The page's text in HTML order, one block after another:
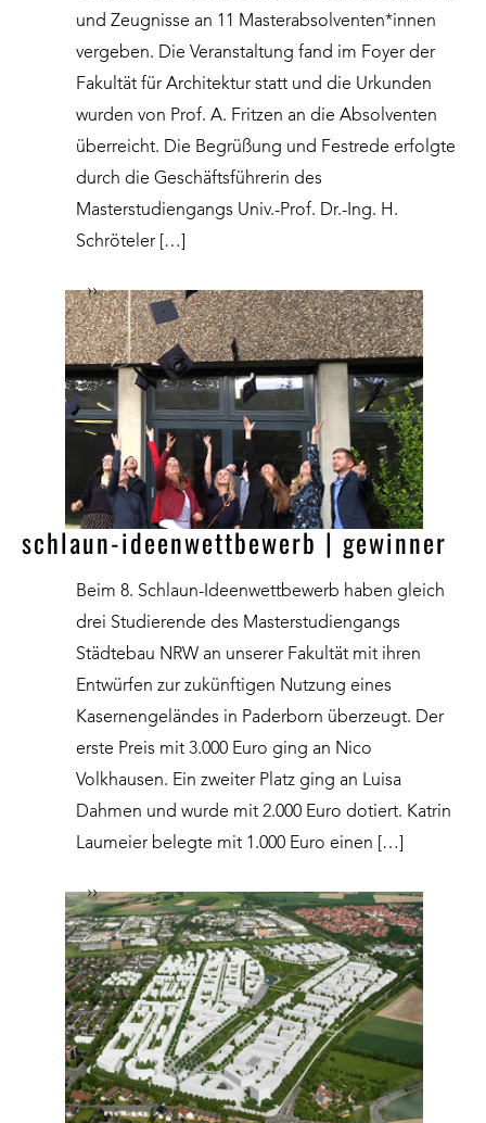
und Zeugnisse an 11 Masterabsolventen*innen
vergeben. Die Veranstaltung fand im Foyer der
Fakultät für Architektur statt und die Urkunden
wurden von Prof. A. Fritzen an die Absolventen
überreicht. Die Begrüßung und Festrede erfolgte
durch die Geschäftsführerin des
Masterstudiengangs Univ.-Prof. Dr.-Ing. H.
Schröteler […]
››
schlaun-ideenwettbewerb | gewinner
Beim 8. Schlaun-Ideenwettbewerb haben gleich
drei Studierende des Masterstudiengangs
Städtebau NRW an unserer Fakultät mit ihren
Entwürfen zur zukünftigen Nutzung eines
Kasernengeländes in Paderborn überzeugt. Der
erste Preis mit 3.000 Euro ging an Nico
Volkhausen. Ein zweiter Platz ging an Luisa
Dahmen und wurde mit 2.000 Euro dotiert. Katrin
Laumeier belegte mit 1.000 Euro einen […]
››